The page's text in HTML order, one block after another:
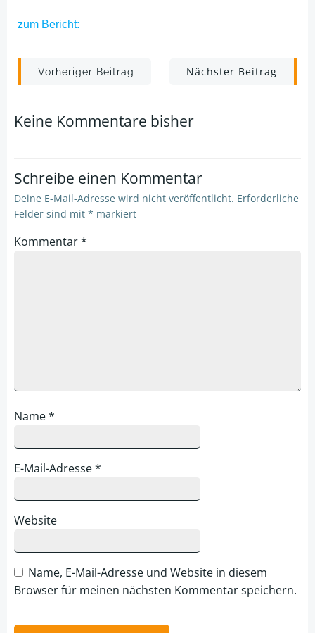
zum Bericht:
Post
navigation
Vorheriger Beitrag
Post
navigation
Nächster Beitrag
Keine Kommentare bisher
Schreibe einen Kommentar
Deine E-Mail-Adresse wird nicht veröffentlicht. Erforderliche
Felder sind mit * markiert
Kommentar*
Name*
E-Mail-Adresse*
Website
Name, E-Mail-Adresse und Website in diesem
Browser für meinen nächsten Kommentar speichern.